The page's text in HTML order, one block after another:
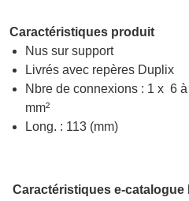
Caractéristiques produit
Nus sur support
Livrés avec repères Duplix
Nbre de connexions : 1 x 6
mm²
Long. : 113 (mm)
Caractéristiques e-catalogue